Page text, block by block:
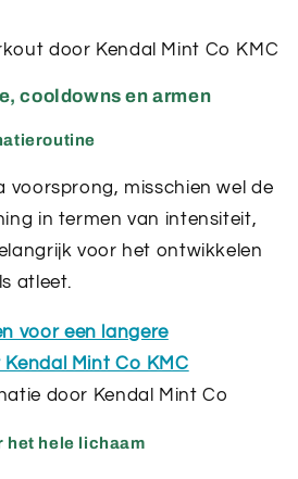
door Kendal Mint Co KMC
cooldowns en armen
voorsprong, misschien wel de
in termen van intensiteit,
voor het ontwikkelen
atleet.
door Kendal Mint Co
het hele lichaam